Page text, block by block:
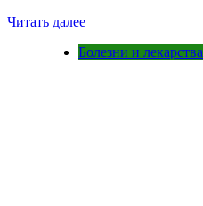
Читать далее
Болезни и лекарства